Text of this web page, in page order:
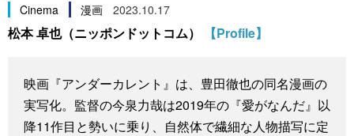
科学・技術
スポーツ・東京2020
Books
Topics
Cinema 漫画 2023.10.17
松本 卓也（ニッポンドットコム） 【Profile】
映画『アンダーカレント』は、豊田徹也の同名漫画の
実写化。監督の今泉力哉は2019年の『愛がなんだ』以
降11作目と勢いに乗り、自然体で繊細な人物描写に定